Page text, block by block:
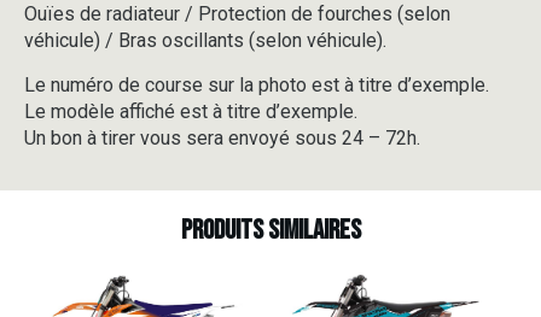
Ouïes de radiateur / Protection de fourches (selon
véhicule) / Bras oscillants (selon véhicule).
Le numéro de course sur la photo est à titre d’exemple.
Le modèle affiché est à titre d’exemple.
Un bon à tirer vous sera envoyé sous 24 – 72h.
Produits similaires